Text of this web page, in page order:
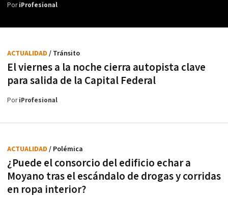
PoriProfesional
El viernes a la noche cierra autopista clave
para salida de la Capital Federal
ACTUALIDAD / Tránsito
PoriProfesional
¿Puede el consorcio del edificio echar a
Moyano tras el escándalo de drogas y corridas
en ropa interior?
ACTUALIDAD / Polémica